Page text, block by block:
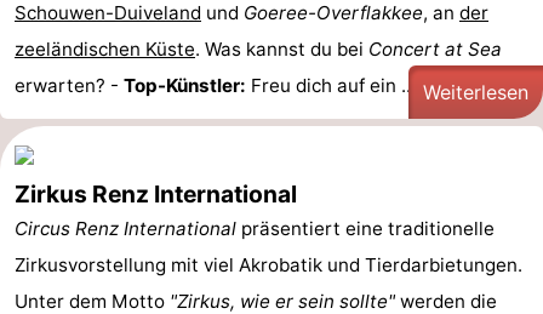
Schouwen-Duiveland und Goeree-Overflakkee, an der
zeeländischen Küste. Was kannst du bei Concert at Sea
erwarten? - Top-Künstler: Freu dich auf ein ... Weiterlesen
Zirkus Renz International
Circus Renz International präsentiert eine traditionelle
Zirkusvorstellung mit viel Akrobatik und Tierdarbietungen.
Unter dem Motto "Zirkus, wie er sein sollte" werden die